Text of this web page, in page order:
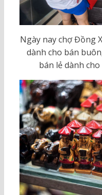
Ngày nay chợ Đồng
dành cho bán
bán lẻ dành